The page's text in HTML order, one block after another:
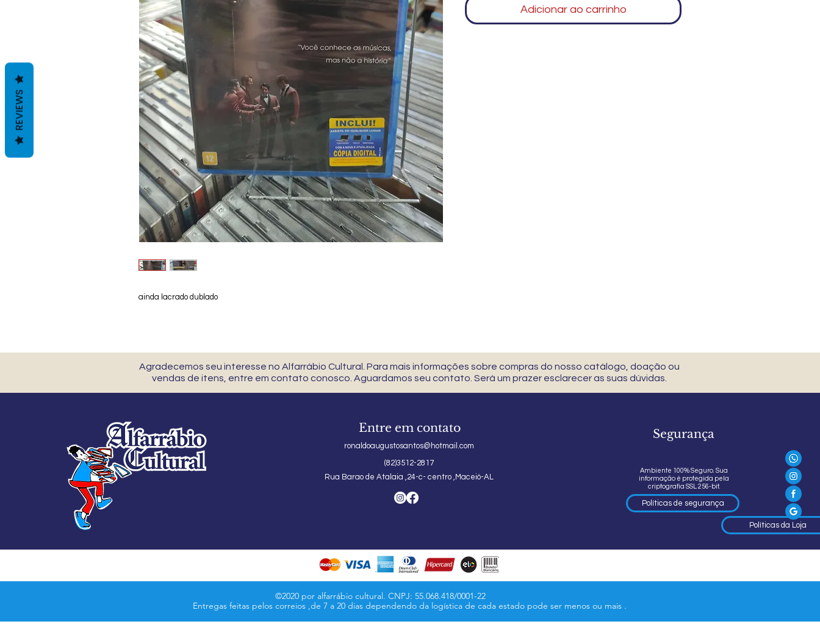
ainda lacrado dublado
Adicionar ao carrinho
Agradecemos seu interesse no Alfarrábio Cultural. Para mais informações sobre compras do nosso catálogo, doação ou
vendas de itens, entre em contato conosco. Aguardamos seu contato. Será um prazer esclarecer as suas dúvidas.
Entre em contato
ronaldoaugustosantos@hotmail.com
(82)3512-2817
Rua Barao de Atalaia ,24-c- centro ,Maceió-AL
Segurança
Ambiente 100% Seguro. Sua
informação é protegida pela
criptografia SSL 256-bit.
Políticas de segurança
Políticas da Loja
©2020 por alfarrábio cultural. CNPJ: 55.068.418/0001-22
Entregas feitas pelos correios ,de 7 a 20 dias dependendo da logística de cada estado pode ser menos ou mais .
REVIEWS